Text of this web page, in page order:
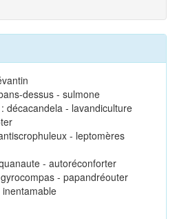
dessus - sulmone
décacandela - lavandiculture
- leptomères
- autoréconforter
- papandréouter